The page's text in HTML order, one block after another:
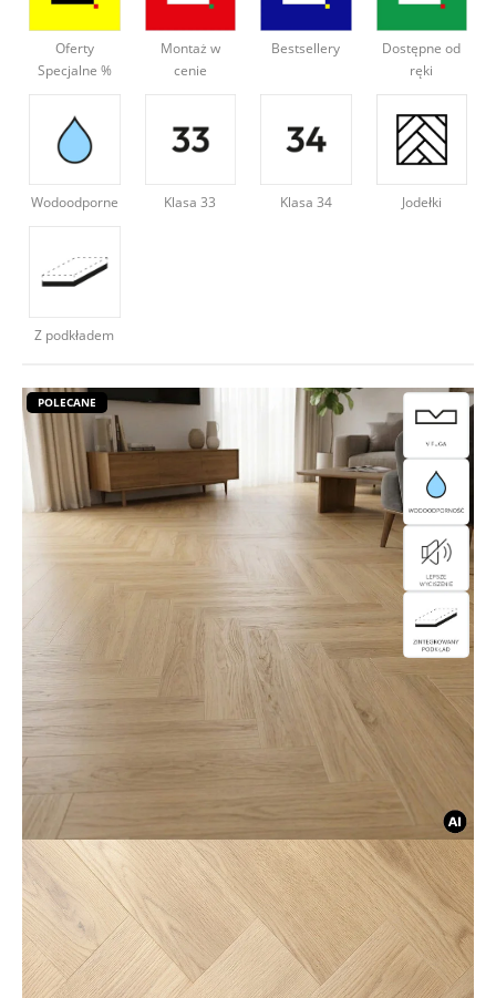
Deweloperzy
Aktualności
Oferty
Specjalne %
Montaż w
cenie
Bestsellery
Dostępne od
ręki
Wodoodporne Klasa 33 Klasa 34 Jodełki
Z podkładem
POLECANE